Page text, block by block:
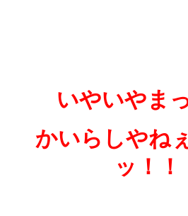
いやいやま
かいらしやね
ッ！！